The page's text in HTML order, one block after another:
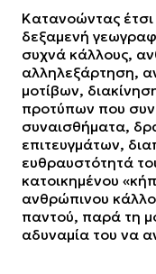
Κατανοώντας
δεξαμενή
συχνά κάλλους,
αλληλεξάρτηση,
μοτίβων,
προτύπων που
συναισθήματα,
επιτευγμάτων,
ευθραυστότητά
κατοικημένου
ανθρώπινου
παντού, παρά τη
αδυναμία του να